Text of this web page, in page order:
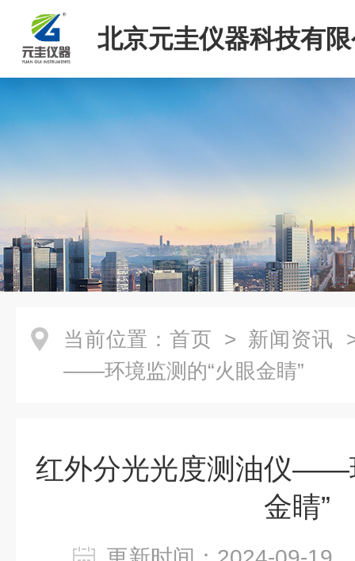
北京元圭仪器科技有
当前位置： 首页 > 新闻资讯
——环境监测的“火眼金睛”
红外分光光度测油仪——
金睛”